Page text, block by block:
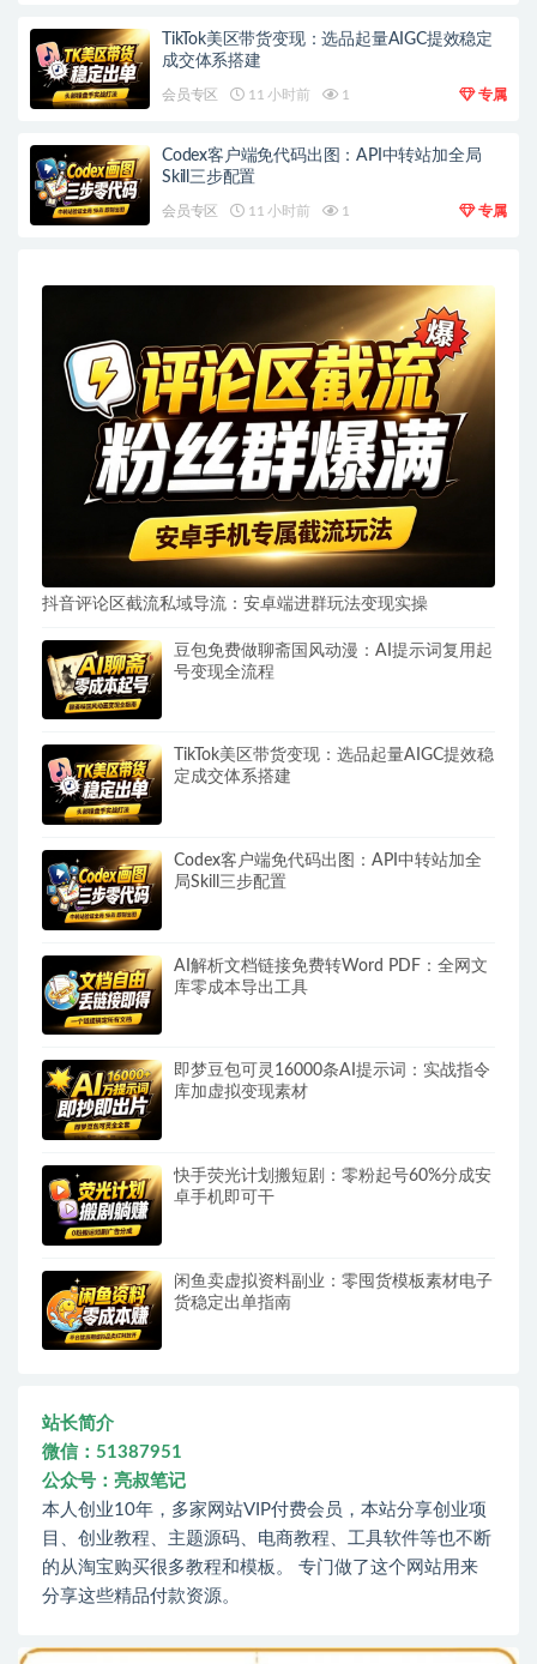
TikTok美区带货变现：选品起量AIGC提效稳定
成交体系搭建
会员专区 11 小时前 1 专属
Codex客户端免代码出图：API中转站加全局
Skill三步配置
会员专区 11 小时前 1 专属
抖音评论区截流私域导流：安卓端进群玩法变现实操
豆包免费做聊斋国风动漫：AI提示词复用起
号变现全流程
TikTok美区带货变现：选品起量AIGC提效稳
定成交体系搭建
Codex客户端免代码出图：API中转站加全
局Skill三步配置
AI解析文档链接免费转Word PDF：全网文
库零成本导出工具
即梦豆包可灵16000条AI提示词：实战指令
库加虚拟变现素材
快手荧光计划搬短剧：零粉起号60%分成安
卓手机即可干
闲鱼卖虚拟资料副业：零囤货模板素材电子
货稳定出单指南
站长简介
微信：51387951
公众号：亮叔笔记
本人创业10年，多家网站VIP付费会员，本站分享创业项
目、创业教程、主题源码、电商教程、工具软件等也不断
的从淘宝购买很多教程和模板。 专门做了这个网站用来
分享这些精品付款资源。